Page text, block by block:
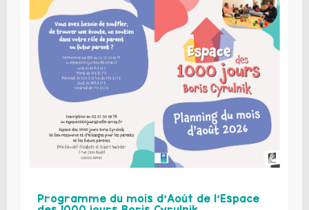
Programme du mois d’Août de l’Espace